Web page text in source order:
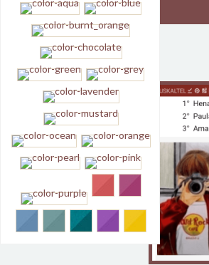
04
Feb
2018